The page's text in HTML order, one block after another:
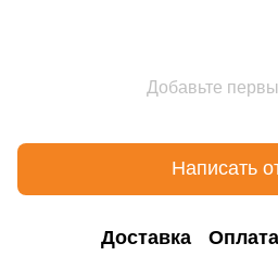
Добавьте
Написать
Доставка Оплата